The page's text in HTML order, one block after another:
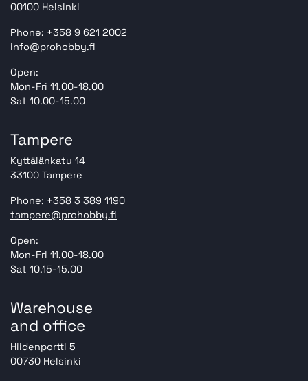
00100 Helsinki
Phone: +358 9 621 2002
info@prohobby.fi
Open:
Mon-Fri 11.00-18.00
Sat 10.00-15.00
Tampere
Kyttälänkatu 14
33100 Tampere
Phone: +358 3 389 1190
tampere@prohobby.fi
Open:
Mon-Fri 11.00-18.00
Sat 10.15-15.00
Warehouse
and office
Hiidenportti 5
00730 Helsinki